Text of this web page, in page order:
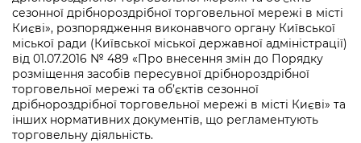
сезонної дрібнороздрібної торговельної мережі в місті
Києві», розпорядження виконавчого органу Київської
міської ради (Київської міської державної адміністрації)
від 01.07.2016 № 489 «Про внесення змін до Порядку
розміщення засобів пересувної дрібнороздрібної
торговельної мережі та об’єктів сезонної
дрібнороздрібної торговельної мережі в місті Києві» та
інших нормативних документів, що регламентують
торговельну діяльність.